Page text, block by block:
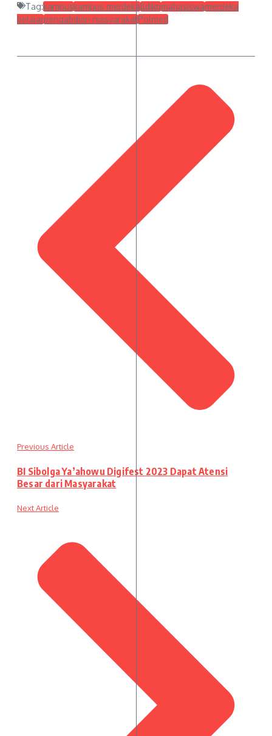
Tag:kampuskampus merdekalldiktimahasiswamerdeka
belajarpengabdian masyarakatPolmed
Previous Article
BI Sibolga Ya’ahowu Digifest 2023 Dapat Atensi
Besar dari Masyarakat
Next Article